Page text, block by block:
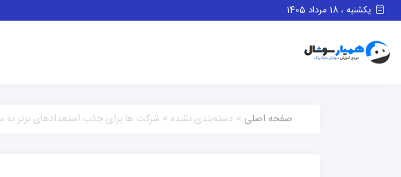
یکشنبه ، 18 مرداد 1405
صفحه اصلی > دسته‌بندی نشده > شرکت ها برای جذب استعدادهای برتر به